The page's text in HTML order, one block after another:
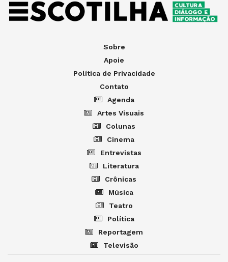
Sobre
Apoie
Política de Privacidade
Contato
Agenda
Artes Visuais
Colunas
Cinema
Entrevistas
Literatura
Crônicas
Música
Teatro
Política
Reportagem
Televisão